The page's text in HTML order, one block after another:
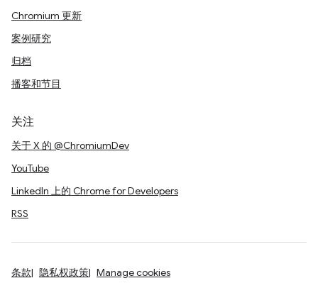
Chromium 更新
案例研究
归档
播客和节目
关注
关于 X 的 @ChromiumDev
YouTube
LinkedIn 上的 Chrome for Developers
RSS
条款 隐私权政策 Manage cookies